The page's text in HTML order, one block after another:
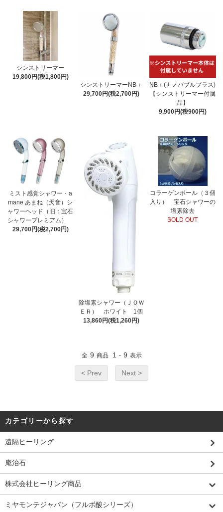
シンストリーマー
19,800円(税1,800円)
シンストリーマーNB＋
29,700円(税2,700円)
NB＋(ナノバブルプラス)
【シンストリーマー付属
品】
9,900円(税900円)
ミスト感覚シャワー・a
mane あまね（天音）シ
ャワーヘッド（旧：宝石
シャワープレミアム）
29,700円(税2,700円)
除塩素シャワー（ＪＯＷ
ＥＲ） ホワイト 1個
13,860円(税1,260円)
コラーゲンボール（３個
入り） 宝石シャワーの
塩素除去
SOLD OUT
全 9 商品 1 - 9 表示
< Prev Next >
カテゴリーから探す
遠隔ヒーリング
庵治石
株式会社ヒーリング商品
ミヤモンテジャパン（フルボ酸シリーズ）